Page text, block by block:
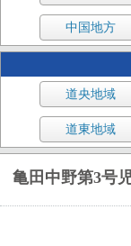
中国地方
道央地域
道東地域
亀田中野第3号